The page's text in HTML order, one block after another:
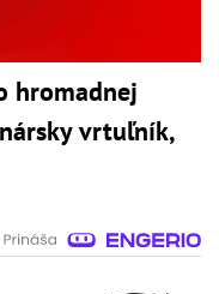
hromadnej
vrtuľník,